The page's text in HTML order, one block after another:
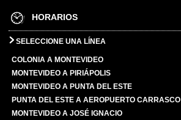
HORARIOS
SELECCIONE UNA LÍNEA
COLONIA A MONTEVIDEO
MONTEVIDEO A PIRIÁPOLIS
MONTEVIDEO A PUNTA DEL ESTE
PUNTA DEL ESTE A AEROPUERTO CARRASCO
MONTEVIDEO A JOSÉ IGNACIO